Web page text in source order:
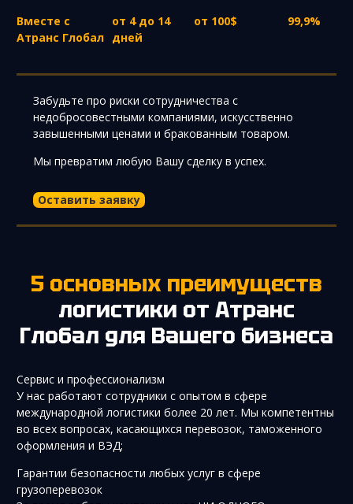
Вместе с
Атранс Глобал
от 4 до 14
дней
от 100$ 99,9%
Забудьте про риски сотрудничества с
недобросовестными компаниями, искусственно
завышенными ценами и бракованным товаром.
Мы превратим любую Вашу сделку в успех.
Оставить заявку
5 основных преимуществ
логистики от Атранс
Глобал для Вашего бизнеса
Сервис и профессионализм
У нас работают сотрудники с опытом в сфере
международной логистики более 20 лет. Мы компетентны
во всех вопросах, касающихся перевозок, таможенного
оформления и ВЭД;
Гарантии безопасности любых услуг в сфере
грузоперевозок